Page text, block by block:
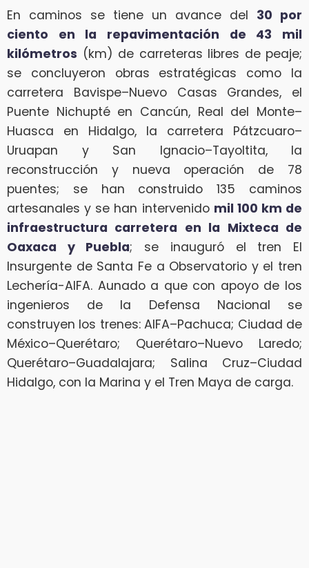
En caminos se tiene un avance del 30 por
ciento en la repavimentación de 43 mil
kilómetros (km) de carreteras libres de peaje;
se concluyeron obras estratégicas como la
carretera Bavispe–Nuevo Casas Grandes, el
Puente Nichupté en Cancún, Real del Monte–
Huasca en Hidalgo, la carretera Pátzcuaro–
Uruapan y San Ignacio–Tayoltita, la
reconstrucción y nueva operación de 78
puentes; se han construido 135 caminos
artesanales y se han intervenido mil 100 km de
infraestructura carretera en la Mixteca de
Oaxaca y Puebla; se inauguró el tren El
Insurgente de Santa Fe a Observatorio y el tren
Lechería-AIFA. Aunado a que con apoyo de los
ingenieros de la Defensa Nacional se
construyen los trenes: AIFA–Pachuca; Ciudad de
México–Querétaro; Querétaro–Nuevo Laredo;
Querétaro–Guadalajara; Salina Cruz–Ciudad
Hidalgo, con la Marina y el Tren Maya de carga.